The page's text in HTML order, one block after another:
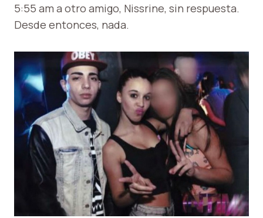
5:55 am a otro amigo, Nissrine, sin respuesta.
Desde entonces, nada.